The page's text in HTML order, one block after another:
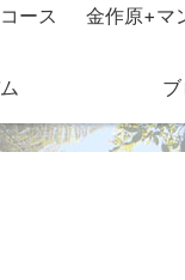
ース